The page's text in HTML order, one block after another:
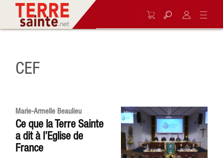
CEF
Marie-Armelle Beaulieu
Ce que la Terre Sainte
a dit à l’Eglise de
France